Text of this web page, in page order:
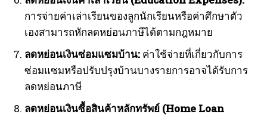
การจ่ายค่าเล่าเรียนของลูกนักเรียนหรือค่าศึกษาตัว
เองสามารถหักลดหย่อนภาษีได้ตามกฎหมาย
ลดหย่อนเงินซ่อมแซมบ้าน: ค่าใช้จ่ายที่เกี่ยวกับการ
ซ่อมแซมหรือปรับปรุงบ้านบางรายการอาจได้รับการ
ลดหย่อนภาษี
ลดหย่อนเงินซื้อสินค้าหลักทรัพย์ (Home Loan